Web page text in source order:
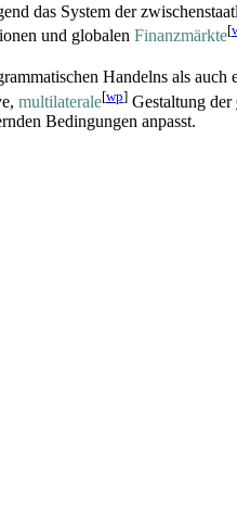
das System der
und globalen Finanzmärkte[
Handelns als auch
multilaterale[wp] Gestaltung der
Bedingungen anpasst.